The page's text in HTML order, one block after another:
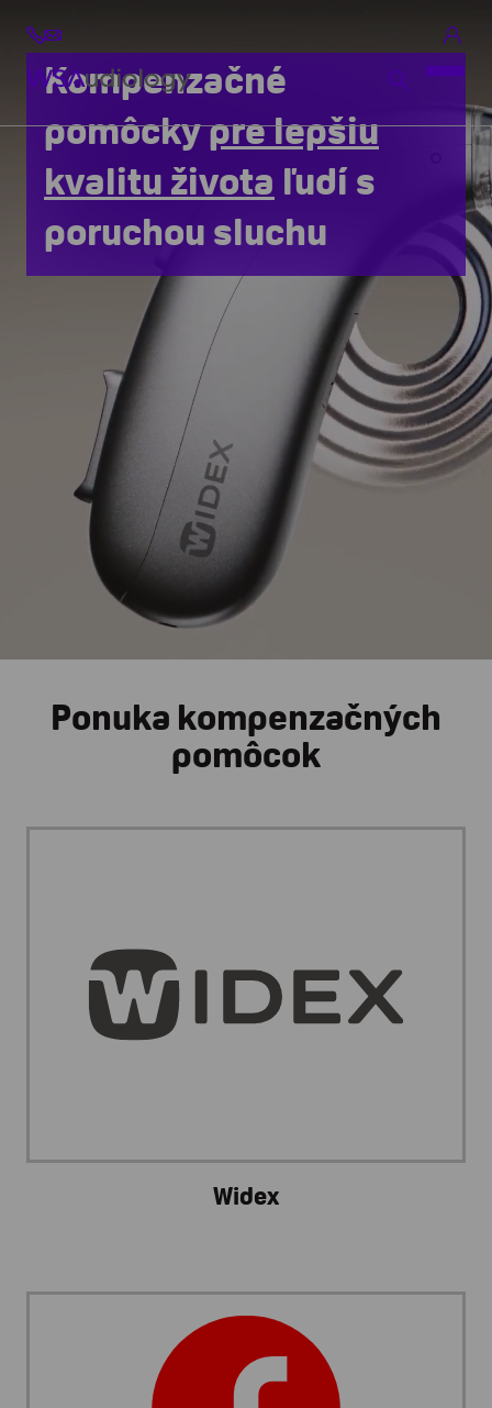
Kompenzačné
pomôckypre lepšiu
kvalitu života ľudí s
poruchou sluchu
Ponuka kompenzačných
pomôcok
Widex